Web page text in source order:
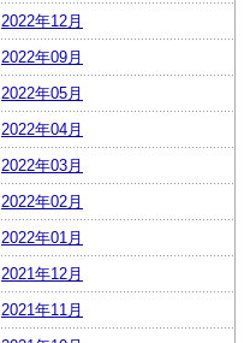
2022年12月
2022年09月
2022年05月
2022年04月
2022年03月
2022年02月
2022年01月
2021年12月
2021年11月